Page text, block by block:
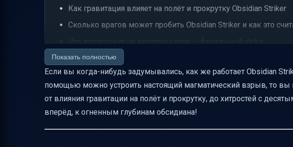
Как гравитация влияет на полёт и прокрутку Obsidian Striker
Сколько врагов может пробить Obsidian Striker и как это
Что происходит на десятом ударе — финальный strike
Когда Striker можно подобрать и когда он ломается
Рецепт крафта Obsidian Striker
Альтернативные пути и требования для крафта
Практические советы по использованию Obsidian Striker
Показать полностью
Если вы когда-нибудь задумывались, как же работает Obsidian
помощью можно устроить настоящий магматический взрыв, то вы
от влияния гравитации на полёт и прокрутку, до хитростей с
вперёд, к огненным глубинам обсидиана!